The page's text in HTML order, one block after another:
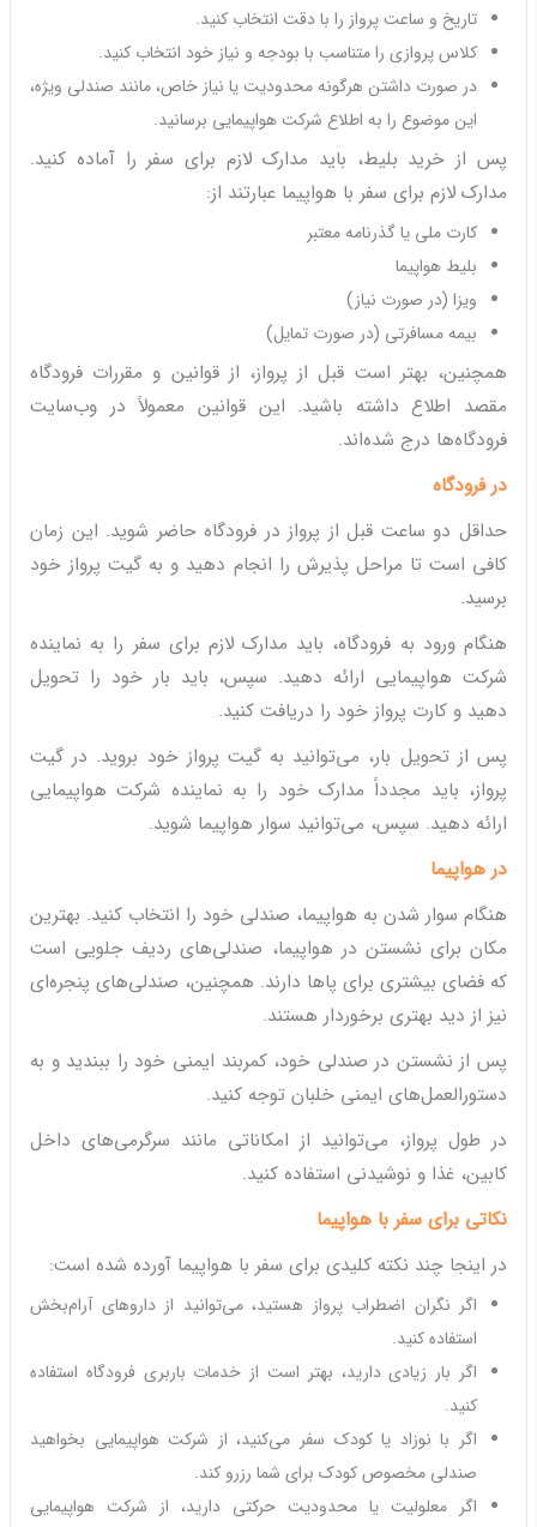
تاریخ و ساعت پرواز را با دقت انتخاب کنید.
کلاس پروازی را متناسب با بودجه و نیاز خود انتخاب کنید.
در صورت داشتن هرگونه محدودیت یا نیاز خاص، مانند صندلی ویژه،
این موضوع را به اطلاع شرکت هواپیمایی برسانید.
پس از خرید بلیط، باید مدارک لازم برای سفر را آماده کنید.
مدارک لازم برای سفر با هواپیما عبارتند از:
کارت ملی یا گذرنامه معتبر
بلیط هواپیما
ویزا (در صورت نیاز)
بیمه مسافرتی (در صورت تمایل)
همچنین، بهتر است قبل از پرواز، از قوانین و مقررات فرودگاه
مقصد اطلاع داشته باشید. این قوانین معمولاً در وب‌سایت
فرودگاه‌ها درج شده‌اند.
در فرودگاه
حداقل دو ساعت قبل از پرواز در فرودگاه حاضر شوید. این زمان
کافی است تا مراحل پذیرش را انجام دهید و به گیت پرواز خود
برسید.
هنگام ورود به فرودگاه، باید مدارک لازم برای سفر را به نماینده
شرکت هواپیمایی ارائه دهید. سپس، باید بار خود را تحویل
دهید و کارت پرواز خود را دریافت کنید.
پس از تحویل بار، می‌توانید به گیت پرواز خود بروید. در گیت
پرواز، باید مجدداً مدارک خود را به نماینده شرکت هواپیمایی
ارائه دهید. سپس، می‌توانید سوار هواپیما شوید.
در هواپیما
هنگام سوار شدن به هواپیما، صندلی خود را انتخاب کنید. بهترین
مکان برای نشستن در هواپیما، صندلی‌های ردیف جلویی است
که فضای بیشتری برای پاها دارند. همچنین، صندلی‌های پنجره‌ای
نیز از دید بهتری برخوردار هستند.
پس از نشستن در صندلی خود، کمربند ایمنی خود را ببندید و به
دستورالعمل‌های ایمنی خلبان توجه کنید.
در طول پرواز، می‌توانید از امکاناتی مانند سرگرمی‌های داخل
کابین، غذا و نوشیدنی استفاده کنید.
نکاتی برای سفر با هواپیما
در اینجا چند نکته کلیدی برای سفر با هواپیما آورده شده است:
اگر نگران اضطراب پرواز هستید، می‌توانید از داروهای آرام‌بخش
استفاده کنید.
اگر بار زیادی دارید، بهتر است از خدمات باربری فرودگاه استفاده
کنید.
اگر با نوزاد یا کودک سفر می‌کنید، از شرکت هواپیمایی بخواهید
صندلی مخصوص کودک برای شما رزرو کند.
اگر معلولیت یا محدودیت حرکتی دارید، از شرکت هواپیمایی